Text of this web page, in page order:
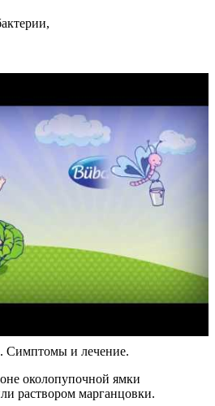
Симптомы и лечение.
околопупочной ямки
раствором марганцовки.